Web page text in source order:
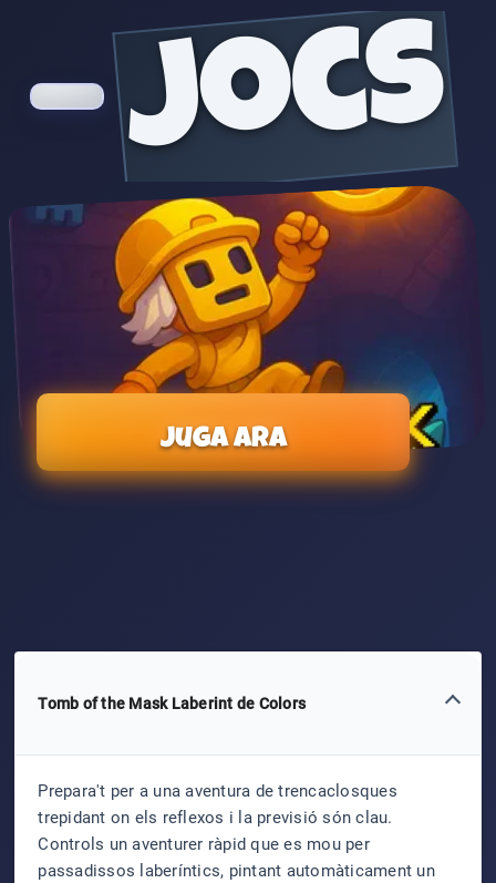
jocs
Juga ara
Tomb of the Mask Laberint de Colors
Prepara't per a una aventura de trencaclosques
trepidant on els reflexos i la previsió són clau.
Controls un aventurer ràpid que es mou per
passadissos laberíntics, pintant automàticament un